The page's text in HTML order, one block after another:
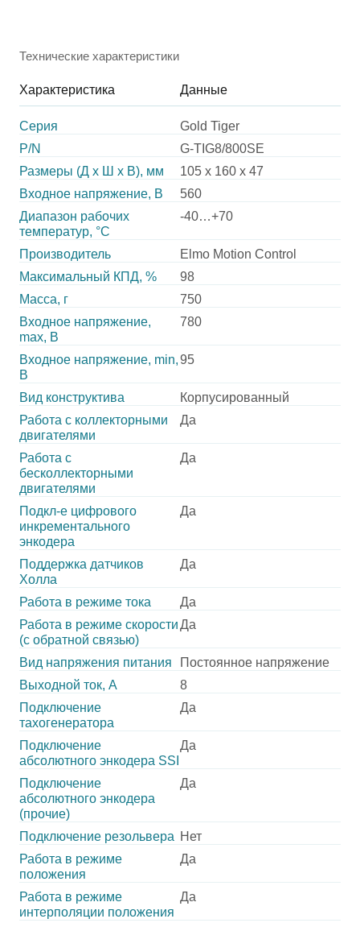
Технические характеристики
Характеристика Данные
Серия
Gold Tiger
P/N
G-TIG8/800SE
Размеры (Д х Ш х В), мм
105 x 160 x 47
Входное напряжение, В
560
Диапазон рабочих
температур, °С
-40…+70
Производитель
Elmo Motion Control
Максимальный КПД, %
98
Масса, г
750
Входное напряжение,
max, В
780
Входное напряжение, min,
В
95
Вид конструктива
Корпусированный
Работа с коллекторными
двигателями
Да
Работа с
бесколлекторными
двигателями
Да
Подкл-е цифрового
инкрементального
энкодера
Да
Поддержка датчиков
Холла
Да
Работа в режиме тока
Да
Работа в режиме скорости
(с обратной связью)
Да
Вид напряжения питания
Постоянное напряжение
Выходной ток, А
8
Подключение
тахогенератора
Да
Подключение
абсолютного энкодера SSI
Да
Подключение
абсолютного энкодера
(прочие)
Да
Подключение резольвера Нет
Работа в режиме
положения
Да
Работа в режиме
интерполяции положения
Да